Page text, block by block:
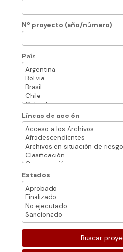
Nº proyecto (año/número)
País
Líneas de acción
Estados